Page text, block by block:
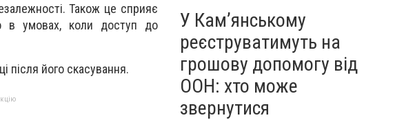
Також це сприяє
в умовах, коли доступ до
після його скасування.
У Кам’янському
реєструватимуть на
грошову допомогу від
ООН: хто може
звернутися